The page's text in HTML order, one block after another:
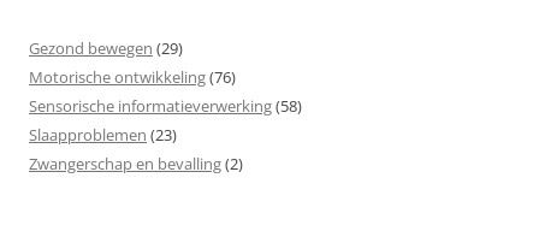
Gezond bewegen (29)
Motorische ontwikkeling(76)
Sensorische informatieverwerking(58)
Slaapproblemen (23)
Zwangerschap en bevalling(2)